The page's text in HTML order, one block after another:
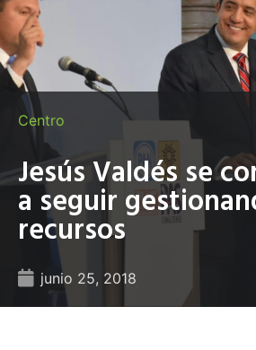
Centro
Jesús Valdés se
a seguir
recursos
junio 25, 2018